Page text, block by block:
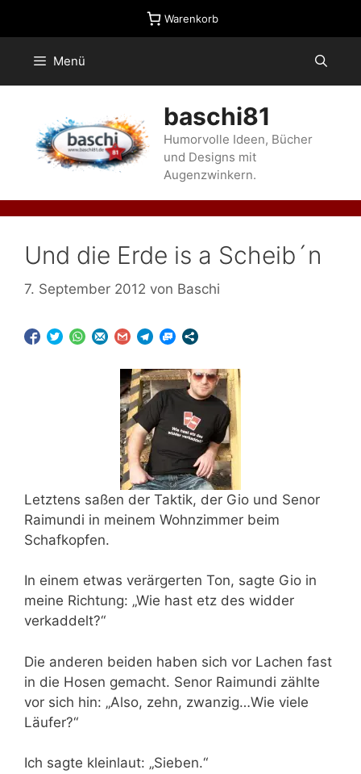
Warenkorb
Menü
baschi81
Humorvolle Ideen, Bücher
und Designs mit
Augenzwinkern.
Und die Erde is a Scheib´n
7. September 2012 von Baschi
Letztens saßen der Taktik, der Gio und Senor
Raimundi in meinem Wohnzimmer beim
Schafkopfen.
In einem etwas verärgerten Ton, sagte Gio in
meine Richtung: „Wie hast etz des widder
verkaddelt?“
Die anderen beiden haben sich vor Lachen fast
in die Hosen gemacht. Senor Raimundi zählte
vor sich hin: „Also, zehn, zwanzig…Wie viele
Läufer?“
Ich sagte kleinlaut: „Sieben.“